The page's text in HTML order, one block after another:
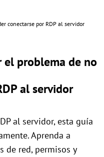
conectarse por RDP al servidor
el problema de no
al servidor
al servidor, esta guía
Aprenda a
de red, permisos y